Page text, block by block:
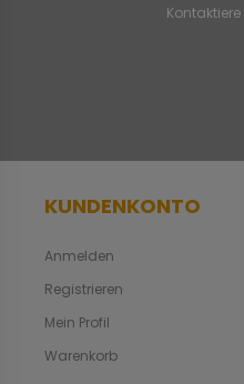
Kontaktiere
KUNDENKONTO
Anmelden
Registrieren
Mein Profil
Warenkorb